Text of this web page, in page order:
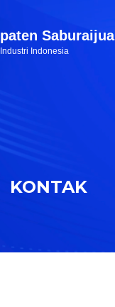
Saburaijua
Indonesia
KONTAK